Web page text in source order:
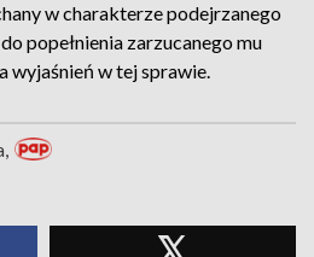
w charakterze podejrzanego
popełnienia zarzucanego mu
wyjaśnień w tej sprawie.